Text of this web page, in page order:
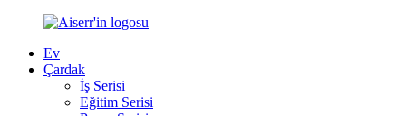
Ev
Çardak
İş Serisi
Eğitim Serisi